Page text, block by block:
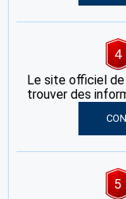
4
Le site officiel
trouver des
5